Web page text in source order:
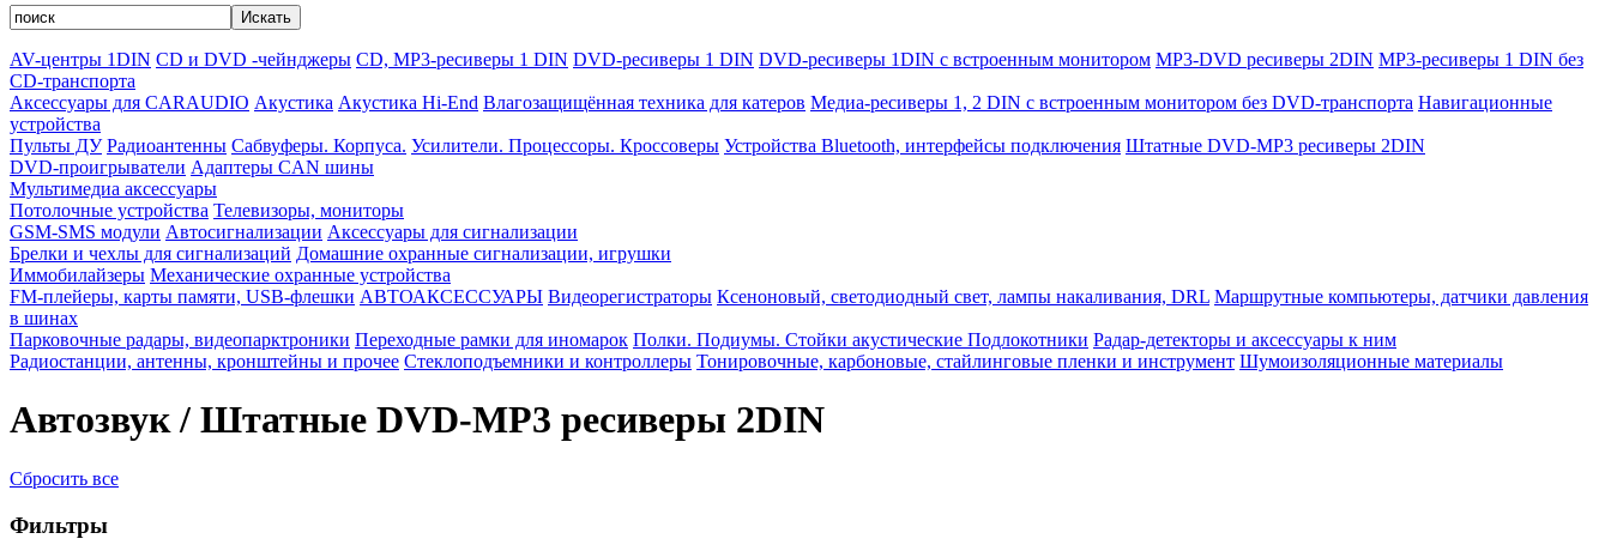
Искать
AV-центры 1DIN CD и DVD -чейнджеры CD, MP3-ресиверы 1 DIN DVD-ресиверы 1 DIN DVD-ресиверы 1DIN с встроенным монитором MP3-DVD ресиверы 2DIN MP3-ресиверы 1 DIN без
CD-транспорта
Аксессуары для CARAUDIO Акустика Акустика Hi-End Влагозащищённая техника для катеров Медиа-ресиверы 1, 2 DIN с встроенным монитором без DVD-транспорта Навигационные
устройства
Пульты ДУ Радиоантенны Сабвуферы. Корпуса. Усилители. Процессоры. Кроссоверы Устройства Bluetooth, интерфейсы подключения Штатные DVD-MP3 ресиверы 2DIN
DVD-проигрыватели Адаптеры CAN шины
Мультимедиа аксессуары
Потолочные устройства Телевизоры, мониторы
GSM-SMS модули Автосигнализации Аксессуары для сигнализации
Брелки и чехлы для сигнализаций Домашние охранные сигнализации, игрушки
Иммобилайзеры Механические охранные устройства
FM-плейеры, карты памяти, USB-флешки АВТОАКСЕССУАРЫ Видеорегистраторы Ксеноновый, светодиодный свет, лампы накаливания, DRL Маршрутные компьютеры, датчики давления
в шинах
Парковочные радары, видеопарктроники Переходные рамки для иномарок Полки. Подиумы. Стойки акустические Подлокотники Радар-детекторы и аксессуары к ним
Радиостанции, антенны, кронштейны и прочее Стеклоподъемники и контроллеры Тонировочные, карбоновые, стайлинговые пленки и инструмент Шумоизоляционные материалы
Автозвук / Штатные DVD-MP3 ресиверы 2DIN
Сбросить все
Фильтры